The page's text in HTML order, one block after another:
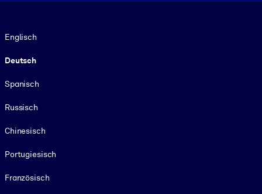
Englisch
Deutsch
Spanisch
Russisch
Chinesisch
Portugiesisch
Französisch